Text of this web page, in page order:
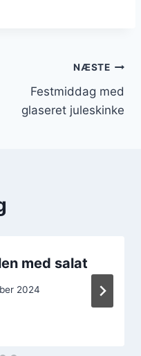
NÆSTE
Festmiddag med
glaseret juleskinke
med salat
2024